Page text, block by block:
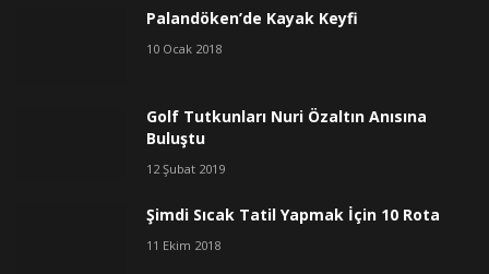
Palandöken’de Kayak Keyfi
10 Ocak 2018
Golf Tutkunları Nuri Özaltın Anısına
Buluştu
12 Şubat 2019
Şimdi Sıcak Tatil Yapmak İçin 10 Rota
11 Ekim 2018